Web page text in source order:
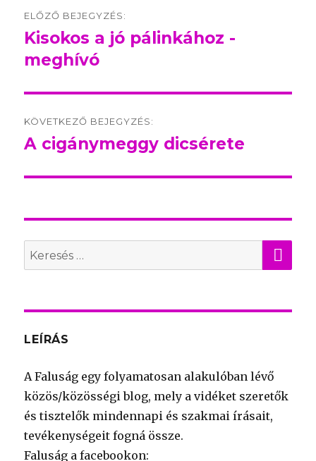
navigation
ELŐZŐ BEJEGYZÉS:
Előző
bejegyzés:
Kisokos a jó pálinkához -
meghívó
KÖVETKEZŐ BEJEGYZÉS:
Következő
A cigánymeggy dicsérete
Search
for:
LEÍRÁS
A Faluság egy folyamatosan alakulóban lévő
közös/közösségi blog, mely a vidéket szeretők
és tisztelők mindennapi és szakmai írásait,
tevékenységeit fogná össze.
Faluság a facebookon: